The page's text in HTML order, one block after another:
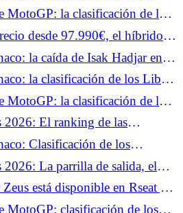
el YART parte con el viento
MotoGP: la clasificación de los
a las puertas del Top 10,
bien
desde 97.990€, el híbrido
que el eléctrico
la caída de Isak Hadjar en
la clasificación de los Libres
dominan la competición,
MotoGP: la clasificación de los
Fabio Quartararo, se pierde la
2026: El ranking de las
BMW n°27 en la pole
Clasificación de los
2, Lewis Hamilton confirma,
su nivel
La parrilla de salida, el
en casa
está disponible en Rseat y
con nuestro código
MotoGP: clasificación de los